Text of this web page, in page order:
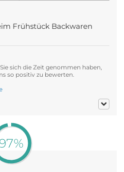
Frühstück Backwaren
sich die Zeit genommen haben,
so positiv zu bewerten.